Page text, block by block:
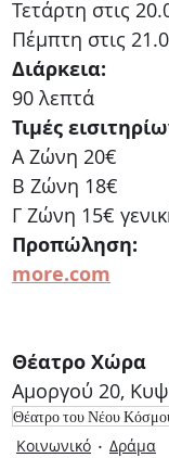
Τετάρτη στις
Πέμπτη στις
Διάρκεια:
90 λεπτά
Τιμές
Α Ζώνη 20€
Β Ζώνη 18€
Γ Ζώνη 15€
Προπώληση:
more.com
Θέατρο Χώρα
Αμοργού 20,
Θέατρο του Νέου
Κοινωνικό
Δράμα